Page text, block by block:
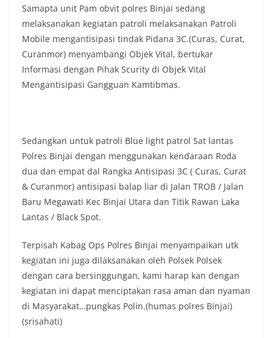
Samapta unit Pam obvit polres Binjai sedang
melaksanakan kegiatan patroli melaksanakan Patroli
Mobile mengantisipasi tindak Pidana 3C.(Curas, Curat,
Curanmor) menyambangi Objek Vital, bertukar
Informasi dengan Pihak Scurity di Objek Vital
Mengantisipasi Gangguan Kamtibmas.
Sedangkan untuk patroli Blue light patrol Sat lantas
Polres Binjai dengan menggunakan kendaraan Roda
dua dan empat dal Rangka Antisipasi 3C ( Curas, Curat
& Curanmor) antisipasi balap liar di Jalan TROB / Jalan
Baru Megawati Kec Binjai Utara dan Titik Rawan Laka
Lantas / Black Spot.
Terpisah Kabag Ops Polres Binjai menyampaikan utk
kegiatan ini juga dilaksanakan oleh Polsek Polsek
dengan cara bersinggungan, kami harap kan dengan
kegiatan ini dapat menciptakan rasa aman dan nyaman
di Masyarakat…pungkas Polin.(humas polres Binjai)
(srisahati)